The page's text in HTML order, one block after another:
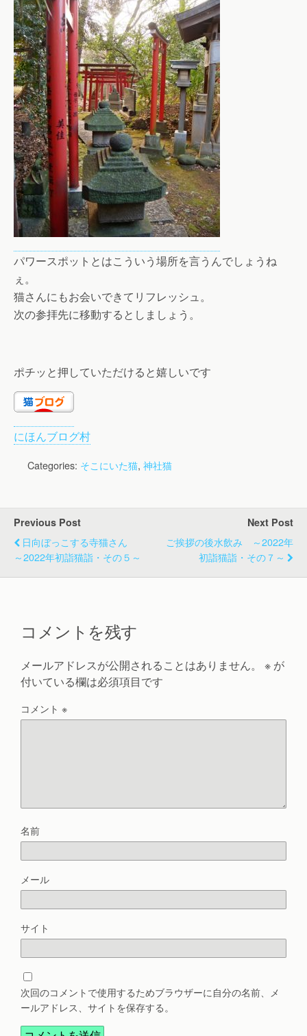
パワースポットとはこういう場所を言うんでしょうね
ぇ。
猫さんにもお会いできてリフレッシュ。
次の参拝先に移動するとしましょう。
ポチッと押していただけると嬉しいです
にほんブログ村
Categories: そこにいた猫, 神社猫
Previous Post
日向ぼっこする寺猫さん
～2022年初詣猫詣・その５～
Next Post
ご挨拶の後水飲み ～2022年
初詣猫詣・その７～
コメントを残す
メールアドレスが公開されることはありません。 ※ が
付いている欄は必須項目です
コメント ※
名前
メール
サイト
次回のコメントで使用するためブラウザーに自分の名前、メ
ールアドレス、サイトを保存する。